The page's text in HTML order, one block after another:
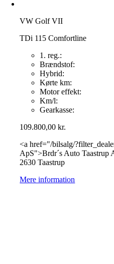
VW Golf VII
TDi 115 Comfortline
1. reg.:
Brændstof:
Hybrid:
Kørte km:
Motor effekt:
Km/l:
Gearkasse:
109.800,00kr.
<a href="/bilsalg/
ApS">Brdr´s Auto Taastrup
2630 Taastrup
Mere information